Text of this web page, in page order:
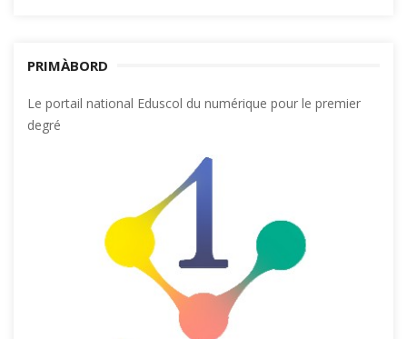
PRIMÀBORD
Le portail national Eduscol du numérique pour le premier
degré